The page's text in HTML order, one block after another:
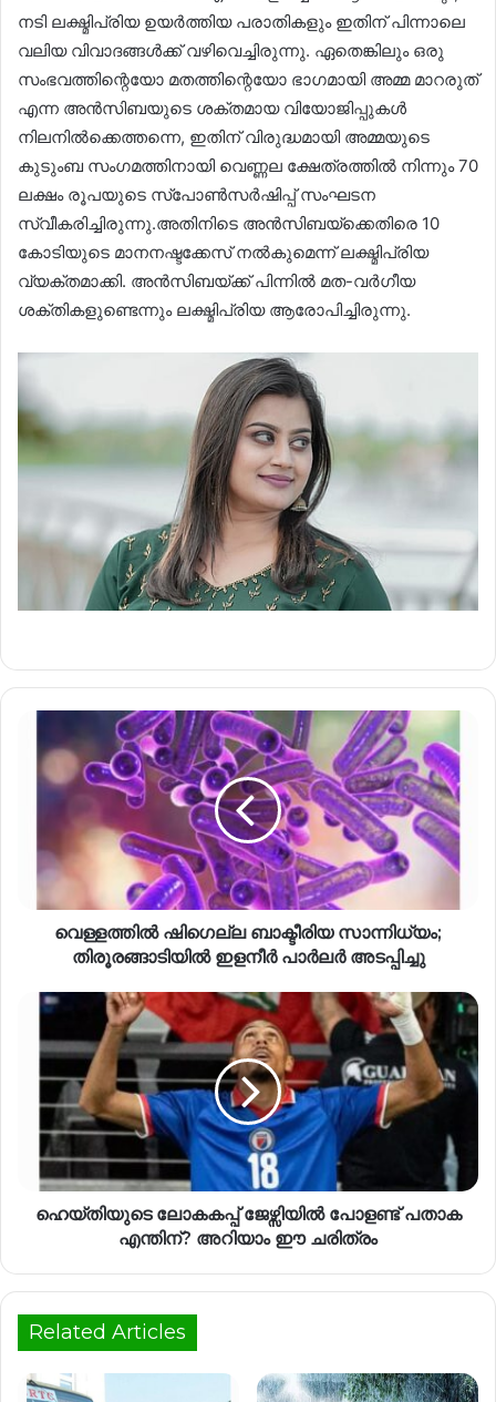
നടി ലക്ഷ്മിപ്രിയ ഉയർത്തിയ പരാതികളും ഇതിന് പിന്നാലെ
വലിയ വിവാദങ്ങൾക്ക് വഴിവെച്ചിരുന്നു. ഏതെങ്കിലും ഒരു
സംഭവത്തിന്റെയോ മതത്തിന്റെയോ ഭാഗമായി അമ്മ മാറരുത്
എന്ന അൻസിബയുടെ ശക്തമായ വിയോജിപ്പുകൾ
നിലനിൽക്കെത്തന്നെ, ഇതിന് വിരുദ്ധമായി അമ്മയുടെ
കുടുംബ സംഗമത്തിനായി വെണ്ണല ക്ഷേത്രത്തിൽ നിന്നും 70
ലക്ഷം രൂപയുടെ സ്പോൺസർഷിപ്പ് സംഘടന
സ്വീകരിച്ചിരുന്നു.അതിനിടെ അൻസിബയ്ക്കെതിരെ 10
കോടിയുടെ മാനനഷ്ടക്കേസ് നൽകുമെന്ന് ലക്ഷ്മിപ്രിയ
വ്യക്തമാക്കി. അൻസിബയ്ക്ക് പിന്നിൽ മത-വർഗീയ
ശക്തികളുണ്ടെന്നും ലക്ഷ്മിപ്രിയ ആരോപിച്ചിരുന്നു.
വെള്ളത്തിൽ ഷിഗെല്ല ബാക്ടീരിയ സാന്നിധ്യം;
തിരൂരങ്ങാടിയിൽ ഇളനീർ പാർലർ അടപ്പിച്ചു
ഹെയ്തിയുടെ ലോകകപ്പ് ജേഴ്സിയിൽ പോളണ്ട് പതാക
എന്തിന്? അറിയാം ഈ ചരിത്രം
Related Articles